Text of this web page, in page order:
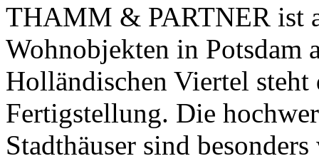
THAMM & PARTNER ist
Wohnobjekten in Potsdam
Holländischen Viertel steht
Fertigstellung. Die
Stadthäuser sind